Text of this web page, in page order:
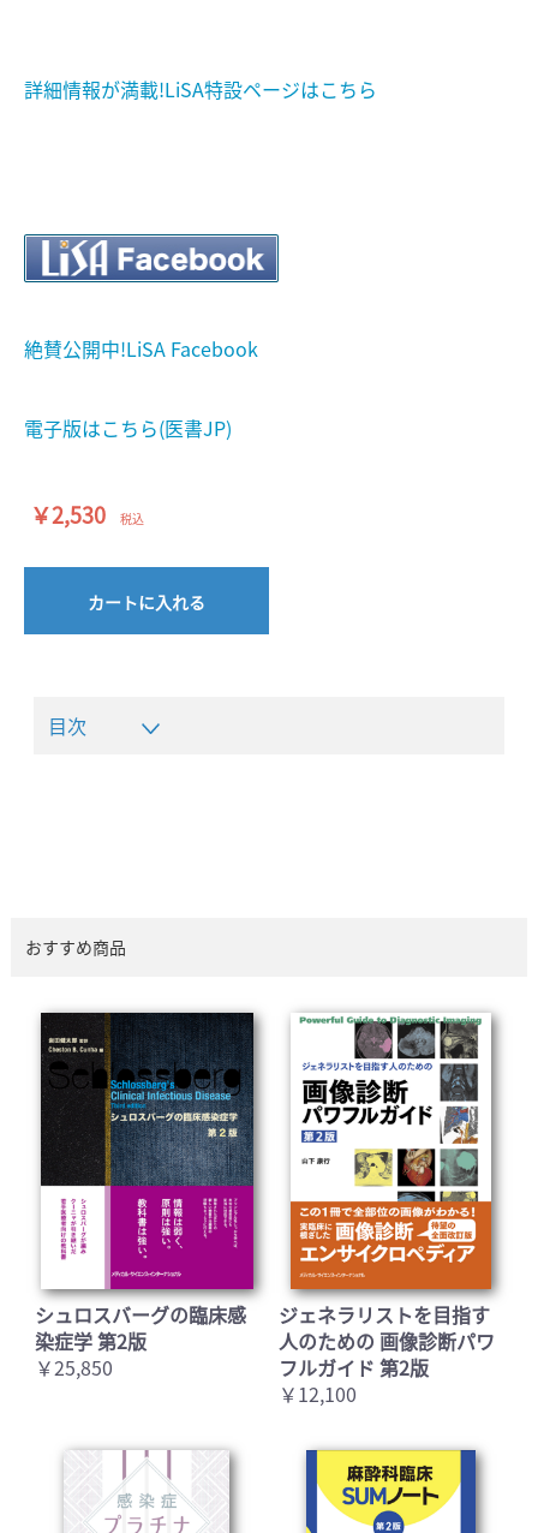
詳細情報が満載!LiSA特設ページはこちら
絶賛公開中!LiSA Facebook
電子版はこちら(医書JP)
￥2,530 税込
カートに入れる
目次
おすすめ商品
シュロスバーグの臨床感
染症学 第2版
￥25,850
ジェネラリストを目指す
人のための 画像診断パワ
フルガイド 第2版
￥12,100